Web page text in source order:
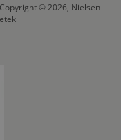
© 2026, Nielsen